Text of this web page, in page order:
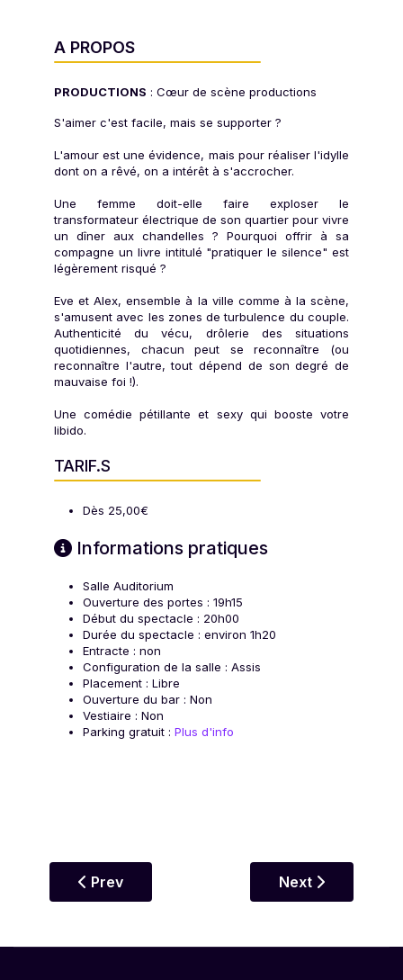
A PROPOS
PRODUCTIONS : Cœur de scène productions
S'aimer c'est facile, mais se supporter ?
L'amour est une évidence, mais pour réaliser l'idylle
dont on a rêvé, on a intérêt à s'accrocher.
Une femme doit-elle faire exploser le
transformateur électrique de son quartier pour vivre
un dîner aux chandelles ? Pourquoi offrir à sa
compagne un livre intitulé "pratiquer le silence" est
légèrement risqué ?
Eve et Alex, ensemble à la ville comme à la scène,
s'amusent avec les zones de turbulence du couple.
Authenticité du vécu, drôlerie des situations
quotidiennes, chacun peut se reconnaître (ou
reconnaître l'autre, tout dépend de son degré de
mauvaise foi !).
Une comédie pétillante et sexy qui booste votre
libido.
TARIF.S
Dès 25,00€
Informations pratiques
Salle Auditorium
Ouverture des portes : 19h15
Début du spectacle : 20h00
Durée du spectacle : environ 1h20
Entracte : non
Configuration de la salle : Assis
Placement : Libre
Ouverture du bar : Non
Vestiaire : Non
Parking gratuit : Plus d'info
Previous article: 10 octobre 2026 - 20h00
Prev Next article: 29
Next